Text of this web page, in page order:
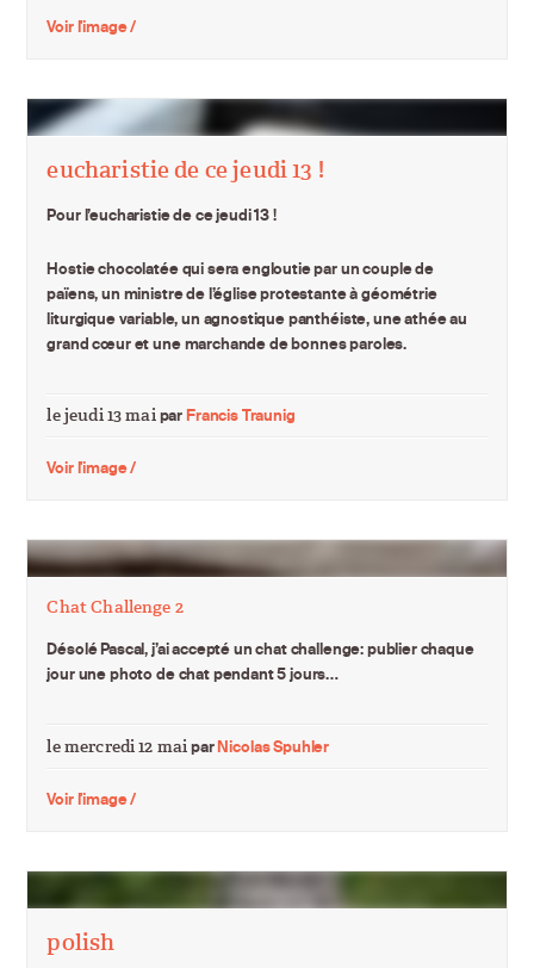
Voir l'image /
eucharistie de ce jeudi 13 !
Pour l’eucharistie de ce jeudi 13 !
Hostie chocolatée qui sera engloutie par un couple de
païens, un ministre de l’église protestante à géométrie
liturgique variable, un agnostique panthéiste, une athée au
grand cœur et une marchande de bonnes paroles.
le jeudi 13 mai parFrancis Traunig
Voir l'image /
Chat Challenge 2
Désolé Pascal, j’ai accepté un chat challenge: publier chaque
jour une photo de chat pendant 5 jours…
le mercredi 12 mai parNicolas Spuhler
Voir l'image /
polish